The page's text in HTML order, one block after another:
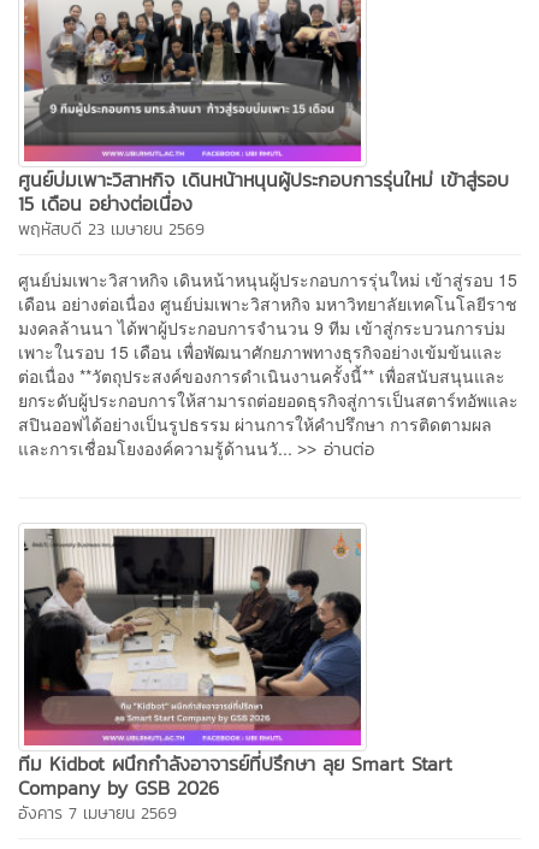
ศูนย์บ่มเพาะวิสาหกิจ เดินหน้าหนุนผู้ประกอบการรุ่นใหม่ เข้าสู่รอบ
15 เดือน อย่างต่อเนื่อง
พฤหัสบดี 23 เมษายน 2569
ศูนย์บ่มเพาะวิสาหกิจ เดินหน้าหนุนผู้ประกอบการรุ่นใหม่ เข้าสู่รอบ 15
เดือน อย่างต่อเนื่อง ศูนย์บ่มเพาะวิสาหกิจ มหาวิทยาลัยเทคโนโลยีราช
มงคลล้านนา ได้พาผู้ประกอบการจำนวน 9 ทีม เข้าสู่กระบวนการบ่ม
เพาะในรอบ 15 เดือน เพื่อพัฒนาศักยภาพทางธุรกิจอย่างเข้มข้นและ
ต่อเนื่อง **วัตถุประสงค์ของการดำเนินงานครั้งนี้** เพื่อสนับสนุนและ
ยกระดับผู้ประกอบการให้สามารถต่อยอดธุรกิจสู่การเป็นสตาร์ทอัพและ
สปินออฟได้อย่างเป็นรูปธรรม ผ่านการให้คำปรึกษา การติดตามผล
และการเชื่อมโยงองค์ความรู้ด้านนวั... >> อ่านต่อ
ทีม Kidbot ผนึกกำลังอาจารย์ที่ปรึกษา ลุย Smart Start
Company by GSB 2026
อังคาร 7 เมษายน 2569